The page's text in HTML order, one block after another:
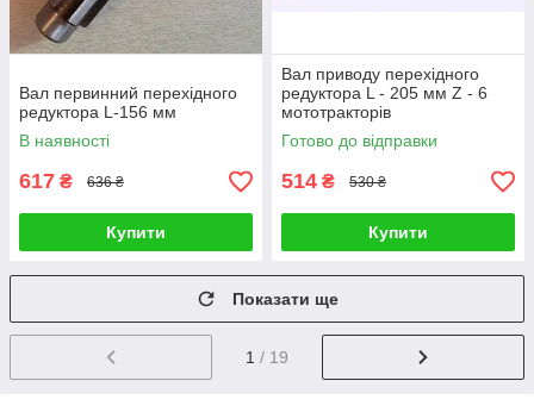
Вал первинний перехідного
редуктора L-156 мм
В наявності
617 ₴ 636 ₴
Купити
Вал приводу перехідного
редуктора L - 205 мм Z - 6
мототракторів
Готово до відправки
514 ₴ 530 ₴
Купити
Показати ще
1 / 19